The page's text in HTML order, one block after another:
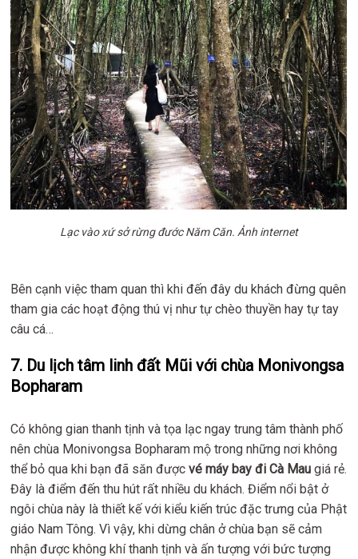
Lạc vào xứ sở rừng đước Năm Căn. Ảnh internet
Bên cạnh việc tham quan thì khi đến đây du khách đừng quên
tham gia các hoạt động thú vị như tự chèo thuyền hay tự tay
câu cá…
7. Du lịch tâm linh đất Mũi với chùa Monivongsa
Bopharam
Có không gian thanh tịnh và tọa lạc ngay trung tâm thành phố
nên chùa Monivongsa Bopharam mộ trong những nơi không
thể bỏ qua khi bạn đã săn đượcvé máy bay đi Cà Mau giá rẻ.
Đây là điểm đến thu hút rất nhiều du khách. Điểm nổi bật ở
ngôi chùa này là thiết kế với kiểu kiến trúc đặc trưng của Phật
giáo Nam Tông. Vì vậy, khi dừng chân ở chùa bạn sẽ cảm
nhận được không khí thanh tịnh và ấn tượng với bức tượng